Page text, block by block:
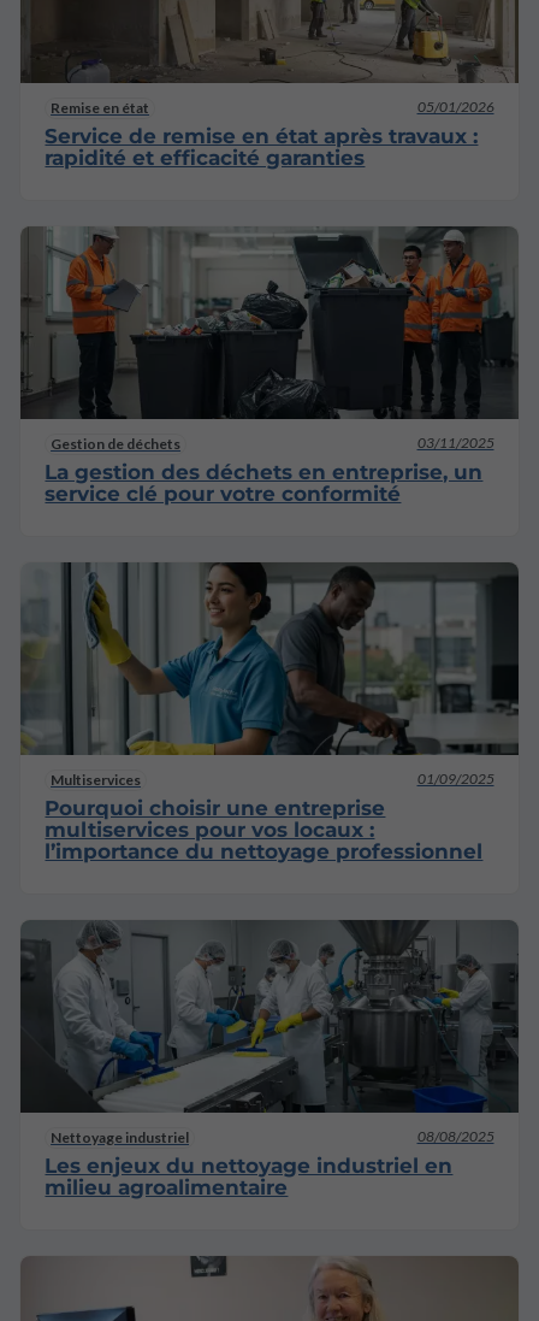
Remise en état 05/01/2026
Service de remise en état après travaux :
rapidité et efficacité garanties
Gestion de déchets 03/11/2025
La gestion des déchets en entreprise, un
service clé pour votre conformité
Multiservices 01/09/2025
Pourquoi choisir une entreprise
multiservices pour vos locaux :
l’importance du nettoyage professionnel
Nettoyage industriel 08/08/2025
Les enjeux du nettoyage industriel en
milieu agroalimentaire